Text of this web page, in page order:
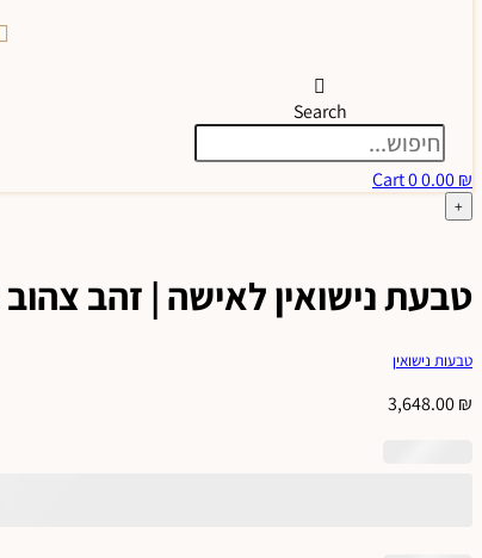
Search
0.00₪
0
Cart
+
טבעת נישואין לאישה | זהב צהוב 14 קראט | עם חריטת לייזר יהלום ונצנץ בצדדים | דגם אורין.
טבעות נישואין
3,648.00₪